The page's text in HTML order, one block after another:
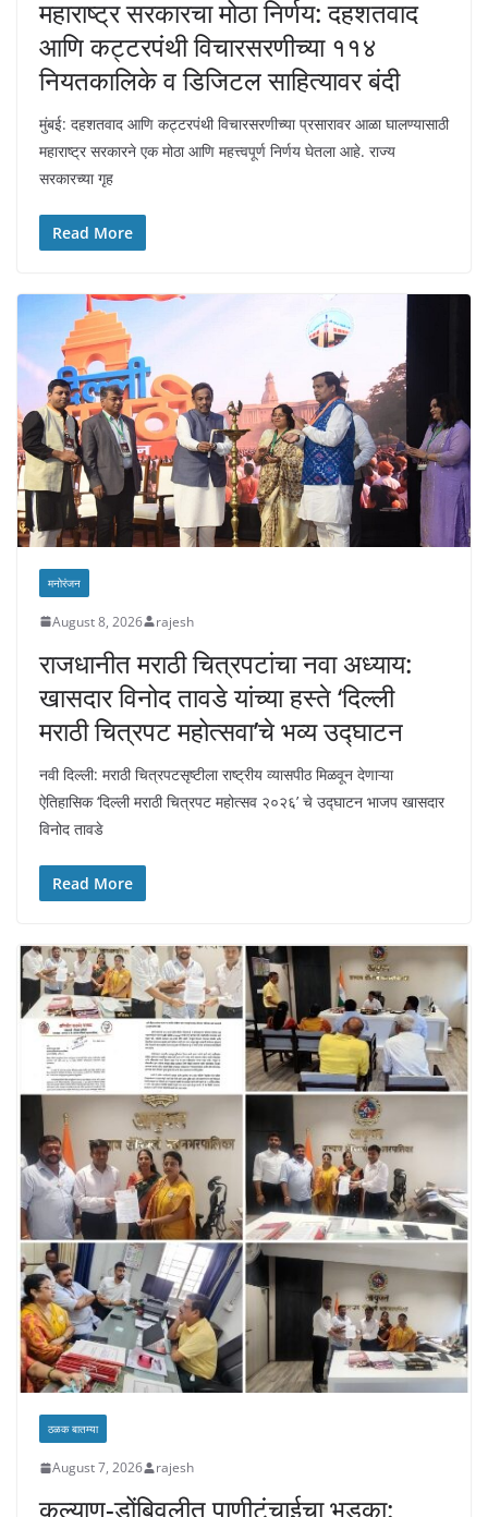
महाराष्ट्र सरकारचा मोठा निर्णय: दहशतवाद
आणि कट्टरपंथी विचारसरणीच्या ११४
नियतकालिके व डिजिटल साहित्यावर बंदी
मुंबई: दहशतवाद आणि कट्टरपंथी विचारसरणीच्या प्रसारावर आळा घालण्यासाठी
महाराष्ट्र सरकारने एक मोठा आणि महत्त्वपूर्ण निर्णय घेतला आहे. राज्य
सरकारच्या गृह
Read More
मनोरंजन
August 8, 2026 rajesh
राजधानीत मराठी चित्रपटांचा नवा अध्याय:
खासदार विनोद तावडे यांच्या हस्ते ‘दिल्ली
मराठी चित्रपट महोत्सवा’चे भव्य उद्घाटन
नवी दिल्ली: मराठी चित्रपटसृष्टीला राष्ट्रीय व्यासपीठ मिळवून देणाऱ्या
ऐतिहासिक ‘दिल्ली मराठी चित्रपट महोत्सव २०२६’ चे उद्घाटन भाजप खासदार
विनोद तावडे
Read More
ठळक बातम्या
August 7, 2026 rajesh
कल्याण-डोंबिवलीत पाणीटंचाईचा भडका: